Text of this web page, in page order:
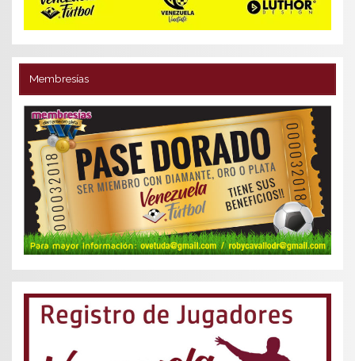
Membresías